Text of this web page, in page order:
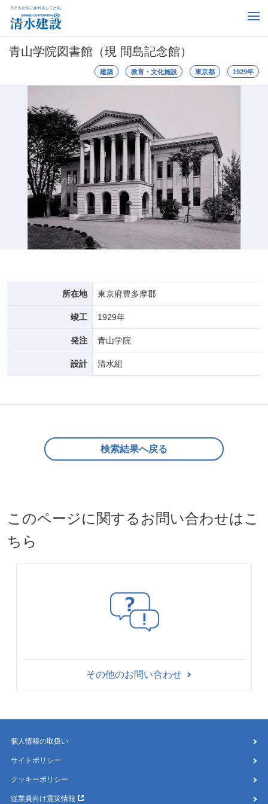
青山学院図書館（現 間島記念館）
建築 教育・文化施設 東京都 1929年
所在地 東京府豊多摩郡
竣工 1929年
発注 青山学院
設計 清水組
検索結果へ戻る
このページに関するお問い合わせはこ
ちら
その他のお問い合わせ
個人情報の取扱い
サイトポリシー
クッキーポリシー
従業員向け震災情報